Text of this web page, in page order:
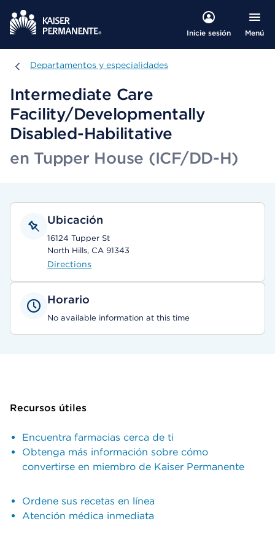
Inicie sesión Menú
Departamentos y especialidades
Departamentos y especialidades
Intermediate Care
Facility/Developmentally
Disabled-Habilitative
en Tupper House (ICF/DD-H)
Ubicación
16124 Tupper St
North Hills, CA 91343
Directions
Horario
No available information at this time
Recursos útiles
Encuentra farmacias cerca de ti
Obtenga más información sobre cómo
convertirse en miembro de Kaiser Permanente
Ordene sus recetas en línea
Atención médica inmediata